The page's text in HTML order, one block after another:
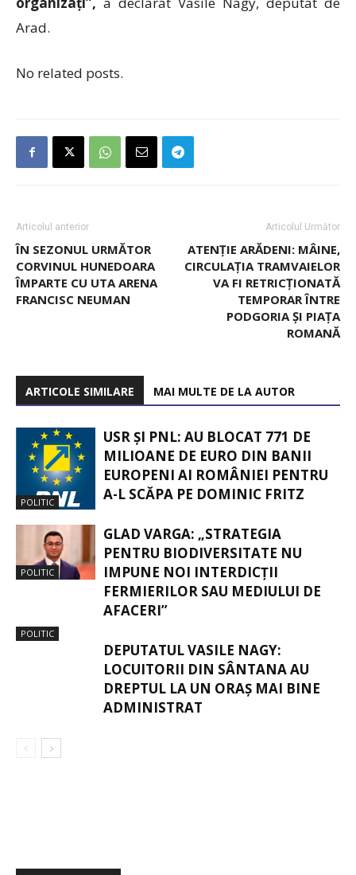
Arad.
No related posts.
Articolul anterior
ÎN SEZONUL URMĂTOR
CORVINUL HUNEDOARA
ÎMPARTE CU UTA ARENA
FRANCISC NEUMAN
Articolul Următor
ATENȚIE ARĂDENI: MÂINE,
CIRCULAȚIA TRAMVAIELOR
VA FI RETRICȚIONATĂ
TEMPORAR ÎNTRE
PODGORIA ȘI PIAȚA
ROMANĂ
ARTICOLE SIMILARE MAI MULTE DE LA AUTOR
POLITIC
USR ȘI PNL: AU BLOCAT 771 DE
MILIOANE DE EURO DIN BANII
EUROPENI AI ROMÂNIEI PENTRU
A-L SCĂPA PE DOMINIC FRITZ
POLITIC
GLAD VARGA: „STRATEGIA
PENTRU BIODIVERSITATE NU
IMPUNE NOI INTERDICȚII
FERMIERILOR SAU MEDIULUI DE
AFACERI”
POLITIC
DEPUTATUL VASILE NAGY:
LOCUITORII DIN SÂNTANA AU
DREPTUL LA UN ORAȘ MAI BINE
ADMINISTRAT